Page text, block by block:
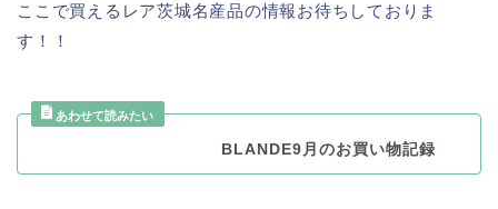
ここで買えるレア茨城名産品の情報お待ちしておりま
す！！
BLANDE9月のお買い物記録